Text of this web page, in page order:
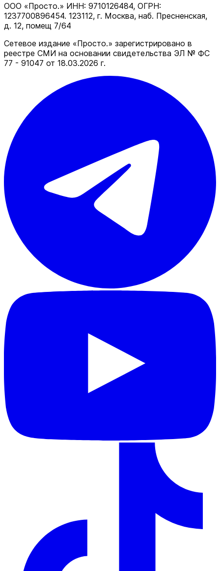
ООО «Просто.» ИНН: 9710126484, ОГРН:
1237700896454. 123112, г. Москва, наб. Пресненская,
д. 12, помещ 7/64
Сетевое издание «Просто.» зарегистрировано в
реестре СМИ на основании свидетельства ЭЛ № ФС
77 - 91047 от 18.03.2026 г.